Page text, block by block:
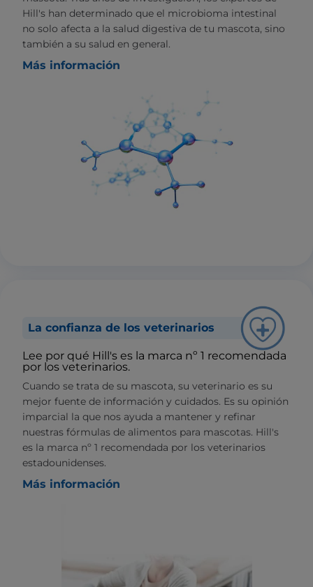
Hill's han determinado que el microbioma intestinal
no solo afecta a la salud digestiva de tu mascota, sino
también a su salud en general.
Más información
La confianza de los veterinarios
Lee por qué Hill's es la marca nº 1 recomendada
por los veterinarios.
Cuando se trata de su mascota, su veterinario es su
mejor fuente de información y cuidados. Es su opinión
imparcial la que nos ayuda a mantener y refinar
nuestras fórmulas de alimentos para mascotas. Hill's
es la marca nº 1 recomendada por los veterinarios
estadounidenses.
Más información